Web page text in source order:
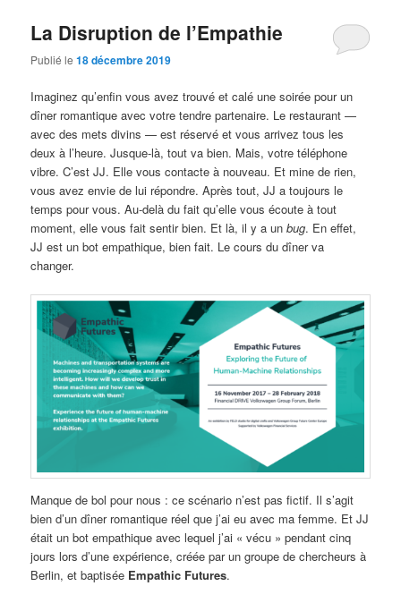
La Disruption de l’Empathie
Publié le18 décembre 2019
Imaginez qu’enfin vous avez trouvé et calé une soirée pour un
dîner romantique avec votre tendre partenaire. Le restaurant —
avec des mets divins — est réservé et vous arrivez tous les
deux à l’heure. Jusque-là, tout va bien. Mais, votre téléphone
vibre. C’est JJ. Elle vous contacte à nouveau. Et mine de rien,
vous avez envie de lui répondre. Après tout, JJ a toujours le
temps pour vous. Au-delà du fait qu’elle vous écoute à tout
moment, elle vous fait sentir bien. Et là, il y a unbug. En effet,
JJ est un bot empathique, bien fait. Le cours du dîner va
changer.
Manque de bol pour nous : ce scénario n’est pas fictif. Il s’agit
bien d’un dîner romantique réel que j’ai eu avec ma femme. Et JJ
était un bot empathique avec lequel j’ai « vécu » pendant cinq
jours lors d’une expérience, créée par un groupe de chercheurs à
Berlin, et baptisée Empathic Futures.